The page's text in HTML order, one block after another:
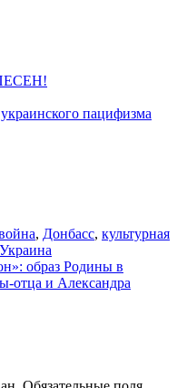
пацифизма
, Донбасс, культурная
Украина
образ Родины в
отца и Александра